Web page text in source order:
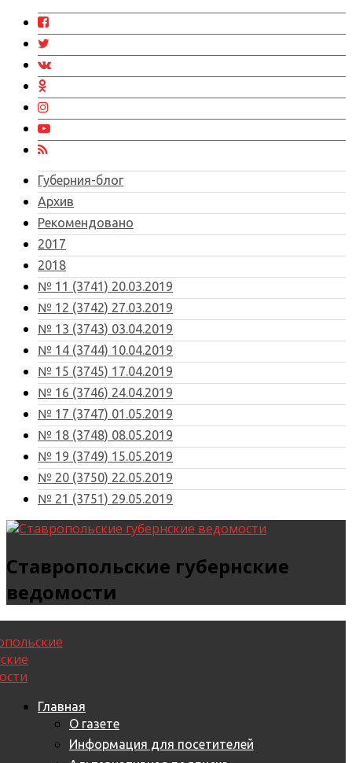
Губерния-блог
Архив
Рекомендовано
2017
2018
№ 11 (3741) 20.03.2019
№ 12 (3742) 27.03.2019
№ 13 (3743) 03.04.2019
№ 14 (3744) 10.04.2019
№ 15 (3745) 17.04.2019
№ 16 (3746) 24.04.2019
№ 17 (3747) 01.05.2019
№ 18 (3748) 08.05.2019
№ 19 (3749) 15.05.2019
№ 20 (3750) 22.05.2019
№ 21 (3751) 29.05.2019
Ставропольские губернские
ведомости
Главная
О газете
Информация для посетителей